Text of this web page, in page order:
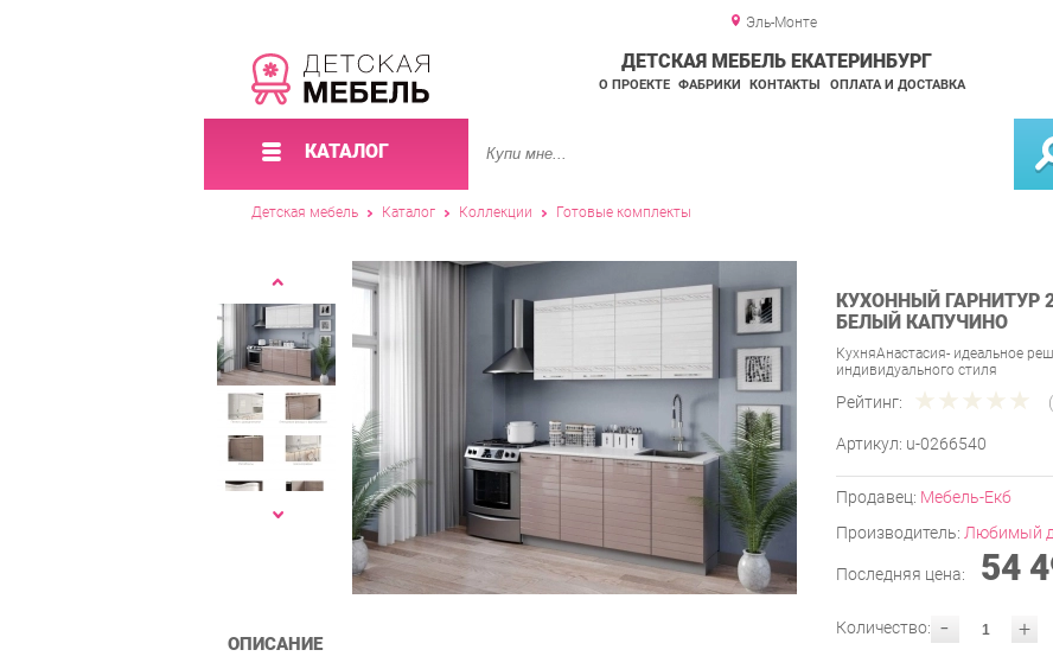
Эль-Монте
ДЕТСКАЯ МЕБЕЛЬ ЕКАТЕРИНБУРГ
О ПРОЕКТЕ ФАБРИКИ КОНТАКТЫ ОПЛАТА И ДОСТАВКА
КАТАЛОГ
Детская мебель Каталог Коллекции Готовые комплекты
КУХОННЫЙ ГАРНИТУР
БЕЛЫЙ КАПУЧИНО
КухняАнастасия- идеальное
индивидуального стиля
Рейтинг:
Артикул: u-0266540
Продавец: Мебель-Екб
Производитель: Любимый
Последняя цена: 54
- +
Количество:
ОПИСАНИЕ